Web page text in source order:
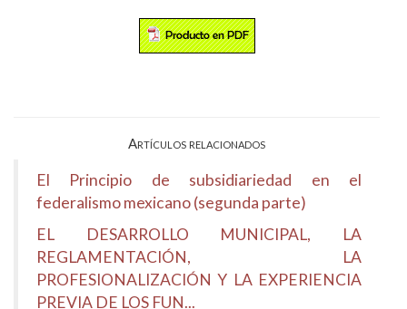
Artículos relacionados
El Principio de subsidiariedad en el
federalismo mexicano (segunda parte)
EL DESARROLLO MUNICIPAL, LA
REGLAMENTACIÓN, LA
PROFESIONALIZACIÓN Y LA EXPERIENCIA
PREVIA DE LOS FUN...